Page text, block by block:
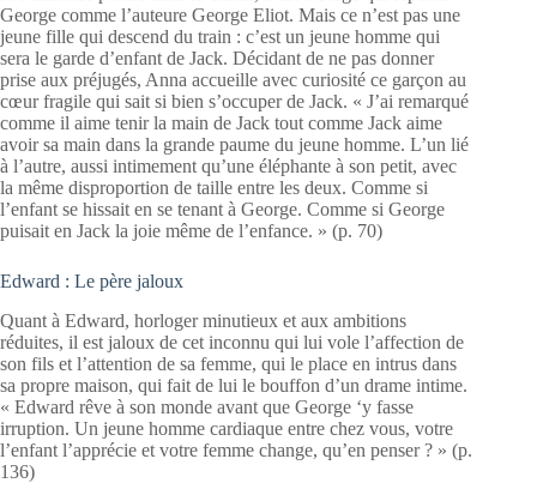
George comme l’auteure George Eliot. Mais ce n’est pas une
jeune fille qui descend du train : c’est un jeune homme qui
sera le garde d’enfant de Jack. Décidant de ne pas donner
prise aux préjugés, Anna accueille avec curiosité ce garçon au
cœur fragile qui sait si bien s’occuper de Jack. « J’ai remarqué
comme il aime tenir la main de Jack tout comme Jack aime
avoir sa main dans la grande paume du jeune homme. L’un lié
à l’autre, aussi intimement qu’une éléphante à son petit, avec
la même disproportion de taille entre les deux. Comme si
l’enfant se hissait en se tenant à George. Comme si George
puisait en Jack la joie même de l’enfance. » (p. 70)
Edward : Le père jaloux
Quant à Edward, horloger minutieux et aux ambitions
réduites, il est jaloux de cet inconnu qui lui vole l’affection de
son fils et l’attention de sa femme, qui le place en intrus dans
sa propre maison, qui fait de lui le bouffon d’un drame intime.
« Edward rêve à son monde avant que George ‘y fasse
irruption. Un jeune homme cardiaque entre chez vous, votre
l’enfant l’apprécie et votre femme change, qu’en penser ? » (p.
136)